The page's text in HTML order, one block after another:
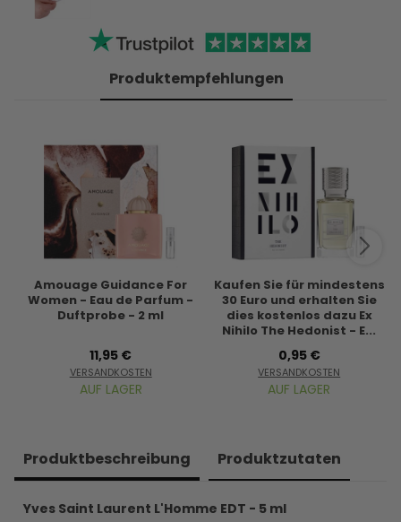
Produktempfehlungen
Amouage Guidance For
Women - Eau de Parfum -
Duftprobe - 2 ml
11,95 €
VERSANDKOSTEN
AUF LAGER
Kaufen Sie für mindestens
30 Euro und erhalten Sie
dies kostenlos dazu Ex
Nihilo The Hedonist - E...
0,95 €
VERSANDKOSTEN
AUF LAGER
Produkt­beschreibung Produkt­zutaten
Yves Saint Laurent L'Homme EDT - 5 ml